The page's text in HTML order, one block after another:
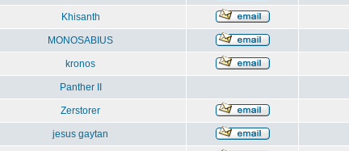
Khisanth
MONOSABIUS
kronos
Panther II
Zerstorer
jesus gaytan